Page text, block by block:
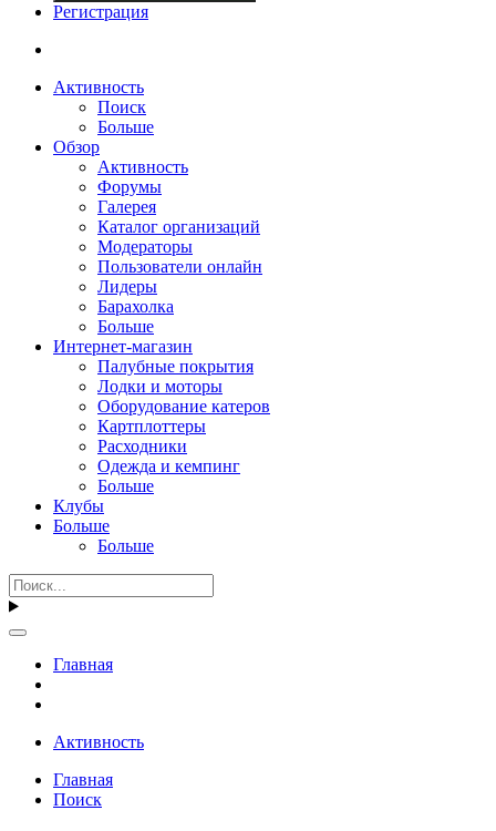
Регистрация
Активность
Поиск
Больше
Обзор
Активность
Форумы
Галерея
Каталог организаций
Модераторы
Пользователи онлайн
Лидеры
Барахолка
Больше
Интернет-магазин
Палубные покрытия
Лодки и моторы
Оборудование катеров
Картплоттеры
Расходники
Одежда и кемпинг
Больше
Клубы
Больше
Больше
Главная
Активность
Главная
Поиск